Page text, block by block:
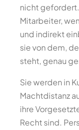
nicht
Mitarbeiter,
und indirekt
sie von dem,
steht, genau
Sie werden in
Machtdistanz
ihre
Recht sind.